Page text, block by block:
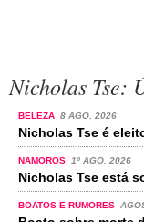
Nicholas Tse:
BELEZA 8 AGO. 2026
Nicholas Tse é
NAMOROS 1º AGO. 2026
Nicholas Tse está
BOATOS E RUMORES